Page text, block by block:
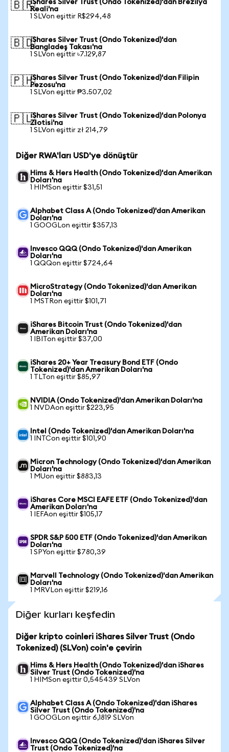
🇧🇷iShares Silver Trust (Ondo Tokenized)'dan Brezilya
Reali'na
1 SLVon eşittir R$294,48
🇧🇩iShares Silver Trust (Ondo Tokenized)'dan
Bangladeş Takası'na
1 SLVon eşittir ৳7.129,87
🇵🇭iShares Silver Trust (Ondo Tokenized)'dan Filipin
Pezosu'na
1 SLVon eşittir ₱3.507,02
🇵🇱iShares Silver Trust (Ondo Tokenized)'dan Polonya
Zlotisi'na
1 SLVon eşittir zł 214,79
Diğer RWA'ları USD'ye dönüştür
Hims & Hers Health (Ondo Tokenized)'dan Amerikan
Doları'na
1 HIMSon eşittir $31,51
Alphabet Class A (Ondo Tokenized)'dan Amerikan
Doları'na
1 GOOGLon eşittir $357,13
Invesco QQQ (Ondo Tokenized)'dan Amerikan
Doları'na
1 QQQon eşittir $724,64
MicroStrategy (Ondo Tokenized)'dan Amerikan
Doları'na
1 MSTRon eşittir $101,71
iShares Bitcoin Trust (Ondo Tokenized)'dan
Amerikan Doları'na
1 IBITon eşittir $37,00
iShares 20+ Year Treasury Bond ETF (Ondo
Tokenized)'dan Amerikan Doları'na
1 TLTon eşittir $85,97
NVIDIA (Ondo Tokenized)'dan Amerikan Doları'na
1 NVDAon eşittir $223,95
Intel (Ondo Tokenized)'dan Amerikan Doları'na
1 INTCon eşittir $101,90
Micron Technology (Ondo Tokenized)'dan Amerikan
Doları'na
1 MUon eşittir $883,13
iShares Core MSCI EAFE ETF (Ondo Tokenized)'dan
Amerikan Doları'na
1 IEFAon eşittir $105,17
SPDR S&P 500 ETF (Ondo Tokenized)'dan Amerikan
Doları'na
1 SPYon eşittir $780,39
Marvell Technology (Ondo Tokenized)'dan Amerikan
Doları'na
1 MRVLon eşittir $219,16
Diğer kurları keşfedin
Diğer kripto coinleri iShares Silver Trust (Ondo
Tokenized) (SLVon) coin'e çevirin
Hims & Hers Health (Ondo Tokenized)'dan iShares
Silver Trust (Ondo Tokenized)'na
1 HIMSon eşittir 0,545439 SLVon
Alphabet Class A (Ondo Tokenized)'dan iShares
Silver Trust (Ondo Tokenized)'na
1 GOOGLon eşittir 6,1819 SLVon
Invesco QQQ (Ondo Tokenized)'dan iShares Silver
Trust (Ondo Tokenized)'na